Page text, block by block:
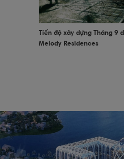
Tiến độ xây dựng Tháng 9
Melody Residences